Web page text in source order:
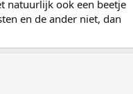
natuurlijk ook een beetje
en de ander niet, dan